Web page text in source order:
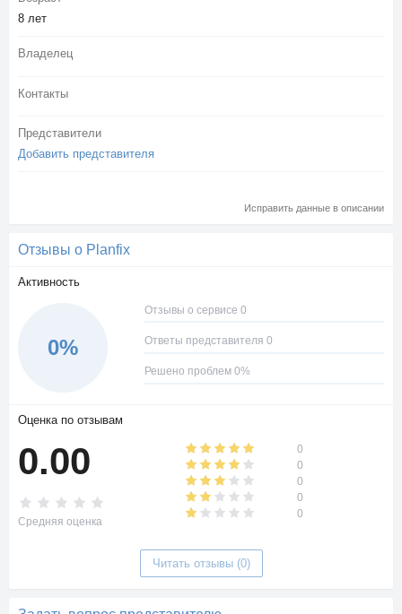
8 лет
Владелец
Контакты
Представители
Добавить представителя
Исправить данные в описании
Отзывы о Planfix
Активность
0%
Отзывы о сервисе 0
Ответы представителя 0
Решено проблем 0%
Оценка по отзывам
0.00
Средняя оценка
0
0
0
0
0
Читать отзывы (0)